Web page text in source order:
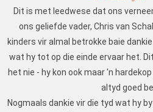
Dit is met leedwese dat ons
ons geliefde vader, Chris van
kinders vir almal betrokke baie
wat hy tot op die einde ervaar het.
het nie - hy kon ook maar 'n
altyd goed
Nogmaals dankie vir die tyd wat hy